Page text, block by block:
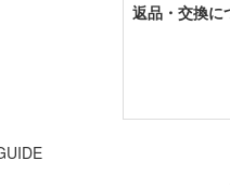
返品・交換に